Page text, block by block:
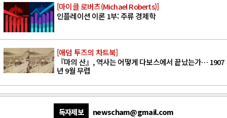
[마이클 로버츠(Michael Roberts)]
인플레이션 이론 1부: 주류 경제학
[애덤 투즈의 차트북]
『마의 산』, 역사는 어떻게 다보스에서 끝났는가… 1907
년 9월 무렵
독자제보 newscham@gmail.com